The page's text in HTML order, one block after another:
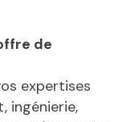
de
expertises
ingénierie,